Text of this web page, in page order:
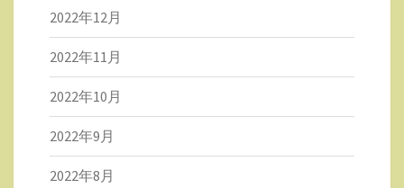
2022年12月
2022年11月
2022年10月
2022年9月
2022年8月